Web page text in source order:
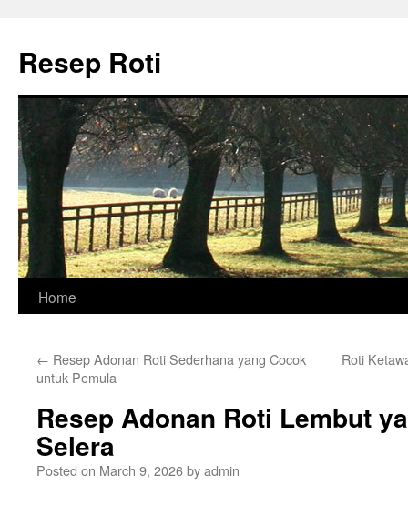
content
Resep Roti
Home
← Resep Adonan Roti Sederhana yang Cocok
untuk Pemula
Roti
Resep Adonan Roti Lembut
Selera
Posted on March 9, 2026byadmin